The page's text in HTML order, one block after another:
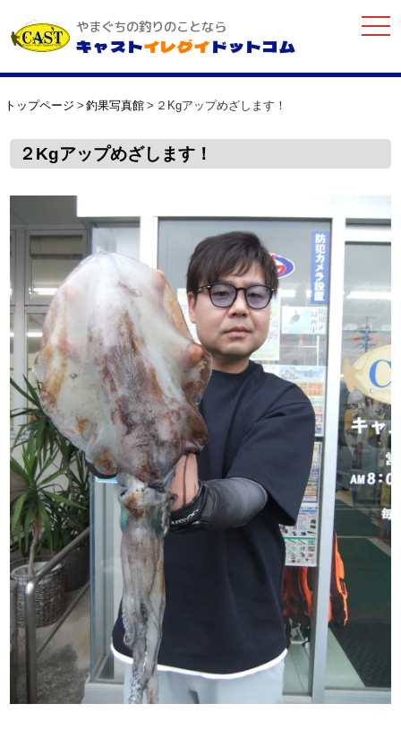
やまぐちの釣りのことなら
キャストイレグイドットコム
トップページ 釣果写真館 ２Kgアップめざします！
２Kgアップめざします！